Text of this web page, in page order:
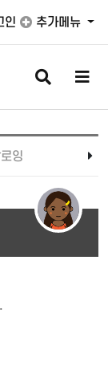
인 추가메뉴
검
색
버
메
버
잉